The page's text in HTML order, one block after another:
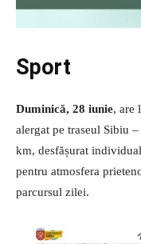
Sport
Duminică, 28 iunie, are
alergat pe traseul Sibiu
km, desfășurat
pentru atmosfera
parcursul zilei.